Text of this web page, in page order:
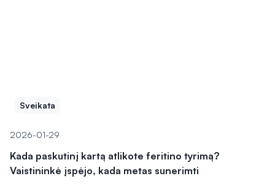
Sveikata
2026-01-29
Kada paskutinį kartą atlikote feritino tyrimą?
Vaistininkė įspėjo, kada metas sunerimti